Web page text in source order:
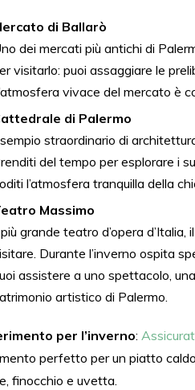
di Ballarò
dei mercati più antichi di
visitarlo: puoi assaggiare le
vivace del mercato è
di Palermo
straordinario di
del tempo per esplorare i
l’atmosfera tranquilla della
Massimo
grande teatro d’opera d’Italia, il
Durante l’inverno ospita
assistere a uno spettacolo,
artistico di Palermo.
per l’inverno:
perfetto per un piatto
finocchio e uvetta.